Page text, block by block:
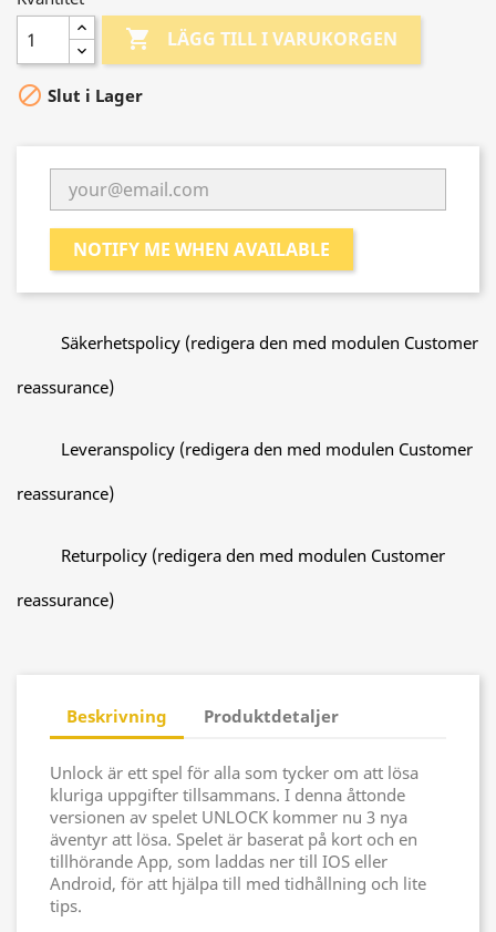
 LÄGG TILL I VARUKORGEN
 Slut i Lager
NOTIFY ME WHEN AVAILABLE
Säkerhetspolicy (redigera den med modulen Customer
reassurance)
Leveranspolicy (redigera den med modulen Customer
reassurance)
Returpolicy (redigera den med modulen Customer
reassurance)
Beskrivning Produktdetaljer
Unlock är ett spel för alla som tycker om att lösa
kluriga uppgifter tillsammans. I denna åttonde
versionen av spelet UNLOCK kommer nu 3 nya
äventyr att lösa. Spelet är baserat på kort och en
tillhörande App, som laddas ner till IOS eller
Android, för att hjälpa till med tidhållning och lite
tips.